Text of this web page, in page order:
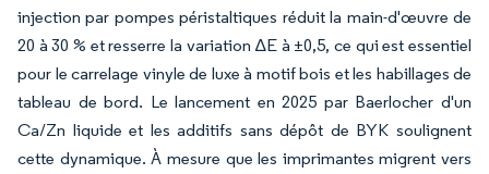
injection par pompes péristaltiques réduit la main-d'œuvre de
20 à 30 % et resserre la variation ΔE à ±0,5, ce qui est essentiel
pour le carrelage vinyle de luxe à motif bois et les habillages de
tableau de bord. Le lancement en 2025 par Baerlocher d'un
Ca/Zn liquide et les additifs sans dépôt de BYK soulignent
cette dynamique. À mesure que les imprimantes migrent vers